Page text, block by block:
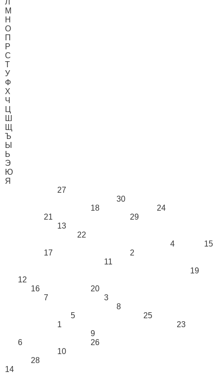
Л
М
Н
О
П
Р
С
Т
У
Ф
Х
Ч
Ц
Ш
Щ
Ъ
Ы
Ь
Э
Ю
Я
27
30
18
24
21
29
13
22
4
15
17
2
11
19
12
16
20
7
3
8
5
25
1
23
9
6
26
10
28
14